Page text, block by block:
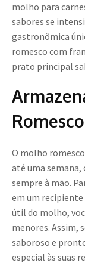
molho para
sabores se
gastronômica
romesco com
prato principal
Romesco
O molho
até uma
sempre à mão.
em um recipiente
útil do molho,
menores. Assim,
saboroso e
especial às suas